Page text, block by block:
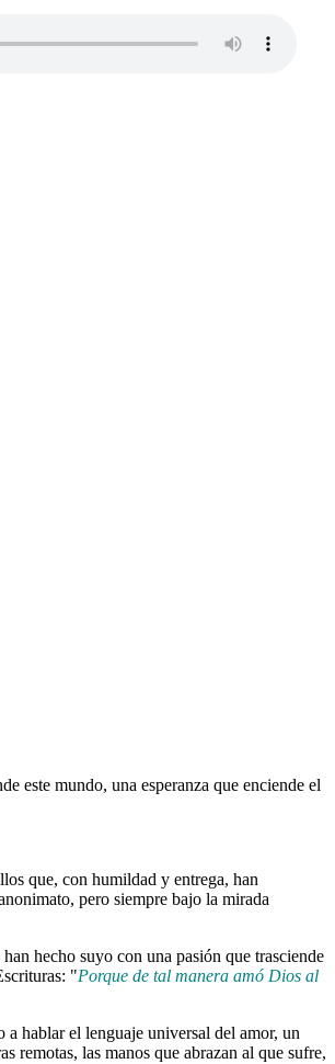
este mundo, una esperanza que enciende el
que, con humildad y entrega, han
pero siempre bajo la mirada
hecho suyo con una pasión que trasciende
"Porque de tal manera amó Dios al
hablar el lenguaje universal del amor, un
remotas, las manos que abrazan al que sufre,